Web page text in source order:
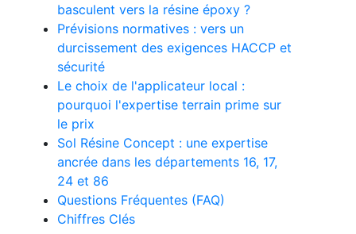
basculent vers la résine époxy ?
Prévisions normatives : vers un
durcissement des exigences HACCP et
sécurité
Le choix de l'applicateur local :
pourquoi l'expertise terrain prime sur
le prix
Sol Résine Concept : une expertise
ancrée dans les départements 16, 17,
24 et 86
Questions Fréquentes (FAQ)
Chiffres Clés